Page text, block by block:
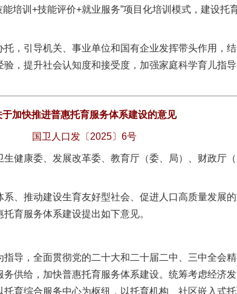
培训+技能评价+就业服务”项目化培训模式，建设托
引导机关、事业单位和国有企业发挥带头作用，
，提升社会认知度和接受度，加强家庭科学育儿指
于加快推进普惠托育服务体系建设的意见
国卫人口发〔2025〕6号
健康委、发展改革委、教育厅（委、局）、财政厅（
推动建设生育友好型社会、促进人口高质量发展的
育服务体系建设提出如下意见。
，全面贯彻党的二十大和二十届二中、三中全会精
供给，加快普惠托育服务体系建设。统筹考虑经济
育综合服务中心为枢纽，以托育机构、社区嵌入式